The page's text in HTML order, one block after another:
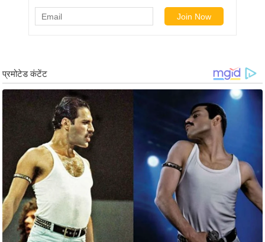
फ
म
ज
ग
त
बॉ
ली